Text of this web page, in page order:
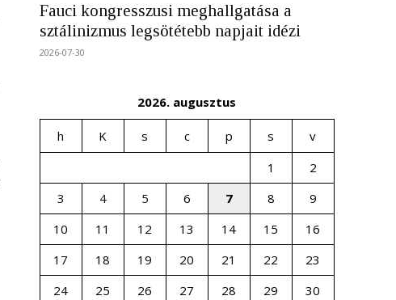
Fauci kongresszusi meghallgatása a
sztálinizmus legsötétebb napjait idézi
2026-07-30
2026. augusztus
h K s c p s
v
1
2
3
4 5 6 7 8
9
10
11 12 13 14 15
16
17
18 19 20 21 22
23
24
25 26 27 28 29
30